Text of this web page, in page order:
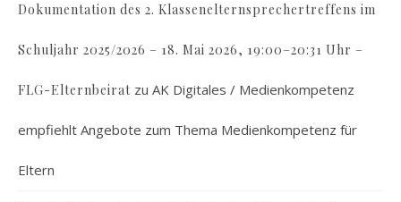
Dokumentation des 2. Klassenelternsprechertreffens im
Schuljahr 2025/2026 – 18. Mai 2026, 19:00–20:31 Uhr –
FLG-Elternbeirat zu AK Digitales / Medienkompetenz
empfiehlt Angebote zum Thema Medienkompetenz für
Eltern